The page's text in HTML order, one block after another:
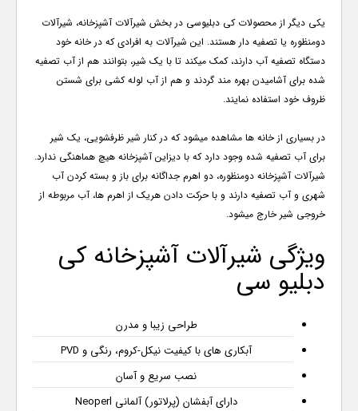
یکی دیگر از محصولات کی دبلیوسی در بخش شیرآلات آشپزخانه، شیرآلات
دومنظوره یا تصفیه دار هستند. این شیرآلات به افرادی که در خانه خود
دستگاه تصفیه آب دارند، کمک میکند تا با یک شیر، بتوانند هم از آب تصفیه
شده برای آشامیدن بهره مند گردند و هم از آب لوله کشی برای شستن
ظروف خود استفاده نمایند.
در بسیاری از خانه ها مشاهده میشود که در کنار شیر ظرفشویی، یک شیر
برای آب تصفیه شده وجود دارد که با دیزاین آشپزخانه هیچ هماهنگی ندارد.
شیرآلات آشپزخانه دومنظوره، دو اهرم جداگانه برای باز و بسته کردن آب
شهری و آب تصفیه دارند و با حرکت دادن هریک از اهرم ها، آب مربوطه از
خروجی شیر خارج میشود.
ویژگی شیرآلات آشپزخانه کی
دبلیو سی
طراحی زیبا و مدرن
آبکاری های با کیفیت نیکل-کروم، رنگی و PVD
نصب سریع و آسان
دارای آبفشان (پرلاتور) آلمانی Neoperl